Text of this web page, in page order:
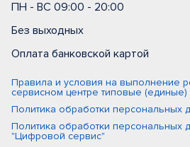
ПН - ВС 09:00 - 20:00
Без выходных
Оплата банковской картой
Правила и условия на выполнение
сервисном центре типовые (единые)
Политика обработки персональных
Политика обработки персональных
"Цифровой сервис"